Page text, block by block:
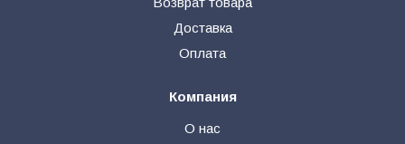
Доставка
Оплата
Компания
О нас